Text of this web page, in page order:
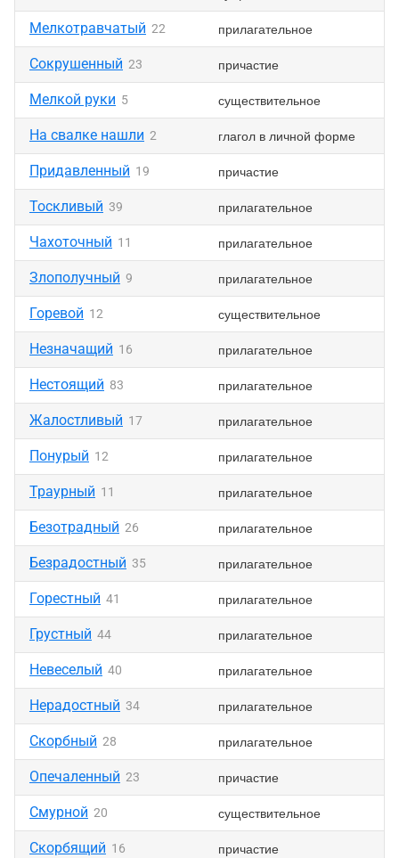
Мелкотравчатый 22 прилагательное
Сокрушенный 23 причастие
Мелкой руки 5 существительное
На свалке нашли 2 глагол в личной форме
Придавленный 19 причастие
Тоскливый 39 прилагательное
Чахоточный 11 прилагательное
Злополучный 9 прилагательное
Горевой 12 существительное
Незначащий 16 прилагательное
Нестоящий 83 прилагательное
Жалостливый 17 прилагательное
Понурый 12 прилагательное
Траурный 11 прилагательное
Безотрадный 26 прилагательное
Безрадостный 35 прилагательное
Горестный 41 прилагательное
Грустный 44 прилагательное
Невеселый 40 прилагательное
Нерадостный 34 прилагательное
Скорбный 28 прилагательное
Опечаленный 23 причастие
Смурной 20 существительное
Скорбящий 16 причастие